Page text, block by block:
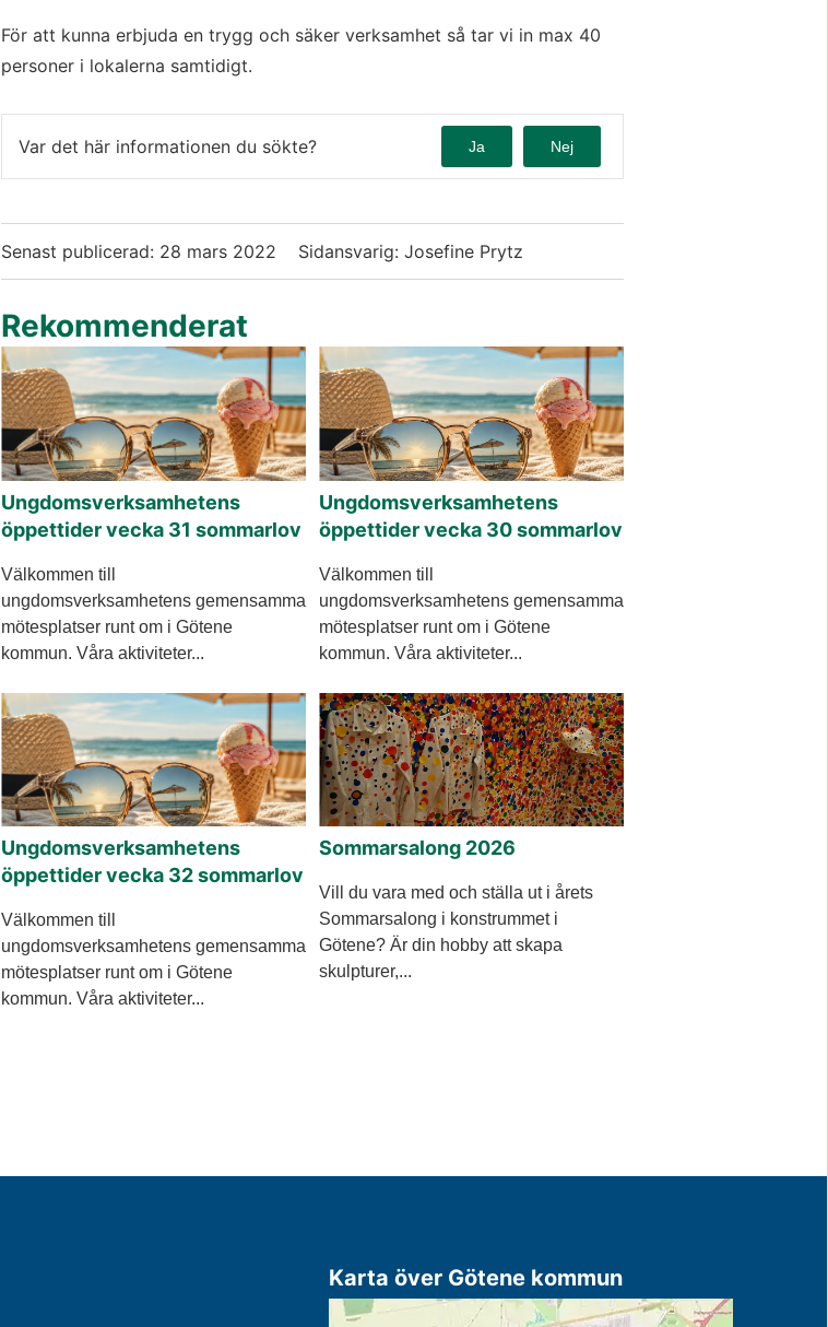
För att kunna erbjuda en trygg och säker verksamhet så tar vi in max 40
personer i lokalerna samtidigt.
Var det här informationen du sökte? Ja Nej
Senast publicerad: 28 mars 2022 Sidansvarig: Josefine Prytz
Rekommenderat
Ungdomsverksamhetens
öppettider vecka 31 sommarlov
Välkommen till
ungdomsverksamhetens gemensamma
mötesplatser runt om i Götene
kommun. Våra aktiviteter...
Ungdomsverksamhetens
öppettider vecka 30 sommarlov
Välkommen till
ungdomsverksamhetens gemensamma
mötesplatser runt om i Götene
kommun. Våra aktiviteter...
Ungdomsverksamhetens
öppettider vecka 32 sommarlov
Välkommen till
ungdomsverksamhetens gemensamma
mötesplatser runt om i Götene
kommun. Våra aktiviteter...
Sommarsalong 2026
Vill du vara med och ställa ut i årets
Sommarsalong i konstrummet i
Götene? Är din hobby att skapa
skulpturer,...
Karta över Götene kommun